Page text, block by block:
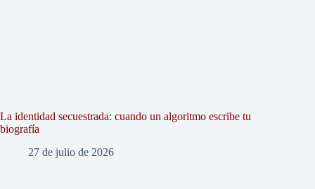
La identidad secuestrada: cuando un algoritmo escribe tu
biografía
27 de julio de 2026